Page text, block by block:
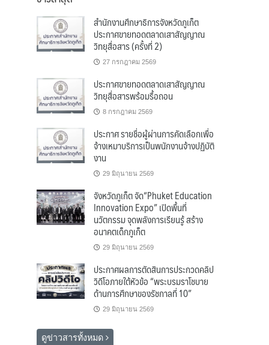
สำนักงานศึกษาธิการจังหวัดภูเก็ต
ประกาศขายทอดตลาดเสาสัญญาณ
วิทยุสื่อสาร (ครั้งที่ 2)
27 กรกฎาคม 2569
ประกาศขายทอดตลาดเสาสัญญาณ
วิทยุสื่อสารพร้อมรื้อถอน
8 กรกฎาคม 2569
ประกาศ รายชื่อผู้ผ่านการคัดเลือกเพื่อ
จ้างเหมาบริการเป็นพนักงานจ้างปฏิบัติ
งาน
29 มิถุนายน 2569
จังหวัดภูเก็ต จัด“Phuket Education
Innovation Expo” เปิดพื้นที่
นวัตกรรม จุดพลังการเรียนรู้ สร้าง
อนาคตเด็กภูเก็ต
29 มิถุนายน 2569
ประกาศผลการตัดสินการประกวดคลิป
วิดีโอภายใต้หัวข้อ “พระบรมราโชบาย
ด้านการศึกษาของรัชกาลที่ 10”
29 มิถุนายน 2569
ดูข่าวสารทั้งหมด